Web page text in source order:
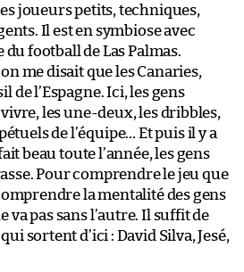
joueurs petits, techniques,
Il est en symbiose avec
football de Las Palmas.
me disait que les Canaries,
de l’Espagne. Ici, les gens
les une-deux, les dribbles,
de l’équipe… Et puis il y a
beau toute l’année, les gens
Pour comprendre le jeu que
la mentalité des gens
va pas sans l’autre. Il suffit de
sortent d’ici : David Silva, Jesé,